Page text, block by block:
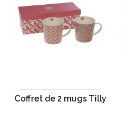
Coffret de 2 mugs Tilly